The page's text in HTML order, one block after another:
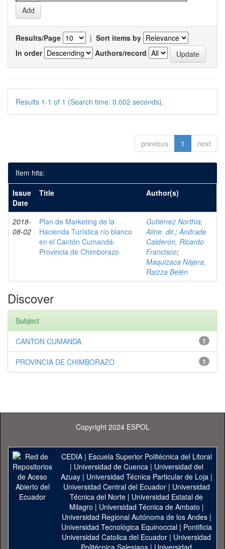
Results/Page | Sort items by
In order
Authors/record
Results 1-1 of 1 (Search time: 0.002 seconds).
previous 1 next
Item hits:
Issue
Date
Title Author(s)
2018-
08-02
Plan de Marketing de la
Hacienda Turística río blanco
en el Cantón Cumandá-
Provincia de Chimborazo
Gutiérrez Northia,
Aline. dir.;Andrade
Calderón, Ricardo
Francisco;
Maquizaca Nájera,
Raizza Belén
Discover
Subject
1
CANTON CUMANDA
1
PROVINCIA DE CHIMBORAZO
Copyright 2024 ESPOL
CEDIA| Escuela Superior Politécnica del Litoral
| Universidad de Cuenca| Universidad del
Azuay| Universidad Técnica Particular de Loja|
Universidad Central del Ecuador| Universidad
Técnica del Norte | Universidad Estatal de
Milagro | Universidad Técnica de Ambato |
Universidad Regional Autónoma de los Andes|
Universidad Tecnológica Equinoccial| Pontificia
Universidad Catolica del Ecuador | Universidad
Politécnica Salesiana | Universidad